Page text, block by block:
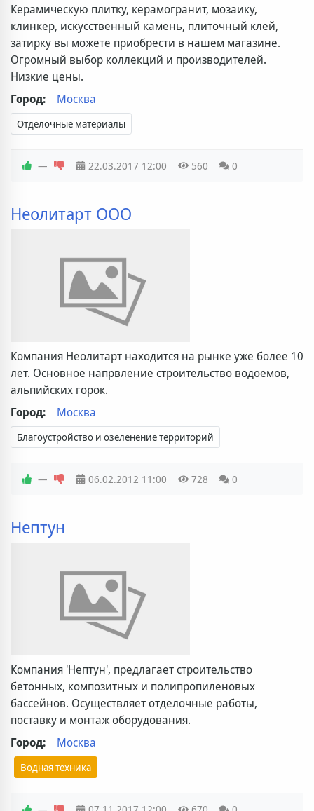
Керамическую плитку, керамогранит, мозаику,
клинкер, искусственный камень, плиточный клей,
затирку вы можете приобрести в нашем магазине.
Огромный выбор коллекций и производителей.
Низкие цены.
Город:
Москва
Отделочные материалы
— 22.03.2017 12:00 560 0
Неолитарт ООО
Компания Неолитарт находится на рынке уже более 10
лет. Основное напрвление строительство водоемов,
альпийских горок.
Город:
Москва
Благоустройство и озеленение территорий
— 06.02.2012 11:00 728 0
Нептун
Компания 'Нептун', предлагает строительство
бетонных, композитных и полипропиленовых
бассейнов. Осуществляет отделочные работы,
поставку и монтаж оборудования.
Город:
Москва
Водная техника